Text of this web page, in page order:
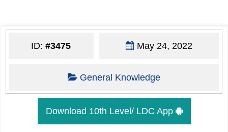
ID:#3475 May 24, 2022
General Knowledge
Download 10th Level/ LDC App